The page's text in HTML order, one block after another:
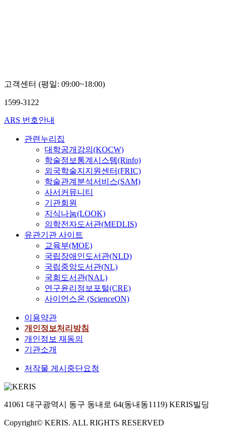
고객센터 (평일: 09:00~18:00)
1599-3122
ARS 번호안내
관련누리집
대학공개강의(KOCW)
학술정보통계시스템(Rinfo)
외국학술지지원센터(FRIC)
학술관계분석서비스(SAM)
사서커뮤니티
기관회원
지식나눔(LOOK)
의학전자도서관(MEDLIS)
유관기관 사이트
교육부(MOE)
국립장애인도서관(NLD)
국립중앙도서관(NL)
국회도서관(NAL)
연구윤리정보포털(CRE)
사이언스온 (ScienceON)
이용약관
개인정보처리방침
개인정보 재동의
기관소개
저작물 게시중단요청
41061 대구광역시 동구 동내로 64(동내동1119) KERIS빌딩
Copyright© KERIS. ALL RIGHTS RESERVED